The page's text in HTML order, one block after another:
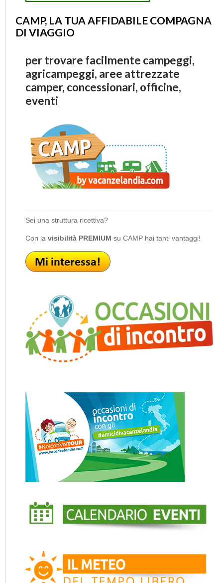
CAMP, LA TUA AFFIDABILE COMPAGNA
DI VIAGGIO
per trovare facilmente campeggi,
agricampeggi, aree attrezzate
camper, concessionari, officine,
eventi
Sei una struttura ricettiva?
Con la visibilità PREMIUM su CAMP hai tanti vantaggi!